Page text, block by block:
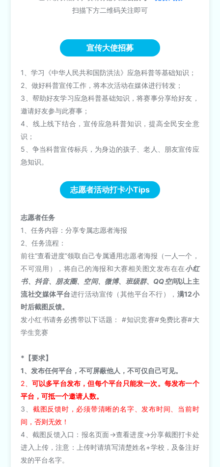
扫描下方二维码关注即可
宣传大使招募
1、学习《中华人民共和国防洪法》应急科普等基础知识；
2、做好科普宣传工作，将本次活动在媒体进行转发；
3、帮助好友学习应急科普基础知识，将赛事分享给好友，
邀请好友参与此赛事；
4、线上线下结合，宣传应急科普知识，提高全民安全意
识；
5、争当科普宣传标兵，为身边的孩子、老人、朋友宣传应
急知识。
志愿者活动打卡小Tips
志愿者任务
1、任务内容：分享专属志愿者海报
2、任务流程：
前往“查看进度”领取自己专属通用志愿者海报（一人一个，
不可混用），将自己的海报和大赛相关图文发布在在小红
书、抖音、朋友圈、空间、微博、班级群、QQ空间以上主
流社交媒体平台进行活动宣传（其他平台不行）， 满12小
时后截图反馈。
发小红书请务必携带以下话题：​ #知识竞赛#免费比赛#大
学生竞赛
*【要求】
1、发布任何平台，不可屏蔽他人，不可仅自己可见。
2、 可以多平台发布，但每个平台只能发一次。每发布一个
平台，可抵一个邀请人数。
3、 截图反馈时，必须带清晰的名字、发布时间、当前时
间，否则无效！
4、截图反馈入口：报名页面→查看进度→分享截图打卡处
进入上传，注意：上传时请填写清楚姓名+学校，及备注好
发的平台名字。